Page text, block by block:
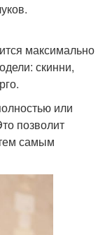
максимально
скинни,
или
позволит
самым